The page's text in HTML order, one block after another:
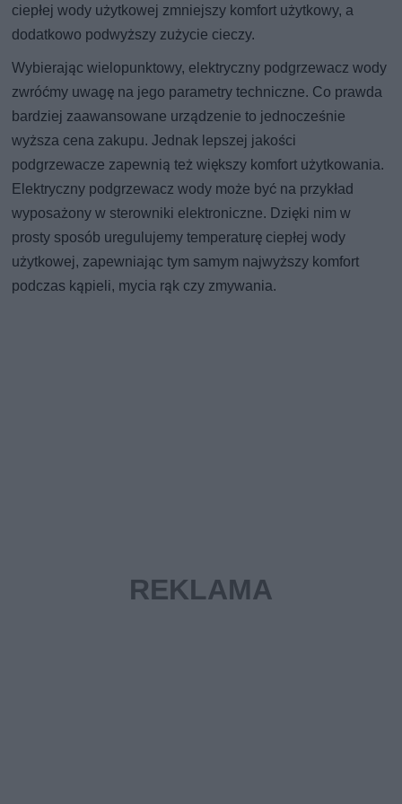
ciepłej wody użytkowej zmniejszy komfort użytkowy, a
dodatkowo podwyższy zużycie cieczy.
Wybierając wielopunktowy, elektryczny podgrzewacz wody
zwróćmy uwagę na jego parametry techniczne. Co prawda
bardziej zaawansowane urządzenie to jednocześnie
wyższa cena zakupu. Jednak lepszej jakości
podgrzewacze zapewnią też większy komfort użytkowania.
Elektryczny podgrzewacz wody może być na przykład
wyposażony w sterowniki elektroniczne. Dzięki nim w
prosty sposób uregulujemy temperaturę ciepłej wody
użytkowej, zapewniając tym samym najwyższy komfort
podczas kąpieli, mycia rąk czy zmywania.